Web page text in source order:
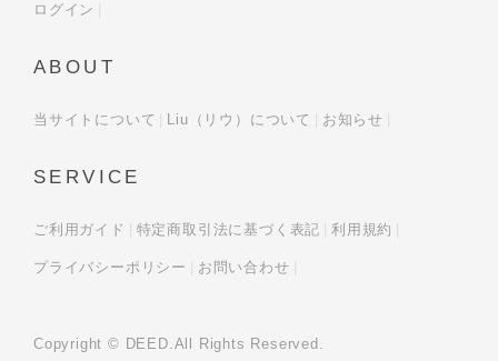
ログイン
ABOUT
当サイトについて Liu（リウ）について お知らせ
SERVICE
ご利用ガイド 特定商取引法に基づく表記 利用規約
プライバシーポリシー お問い合わせ
Copyright © DEED.All Rights Reserved.